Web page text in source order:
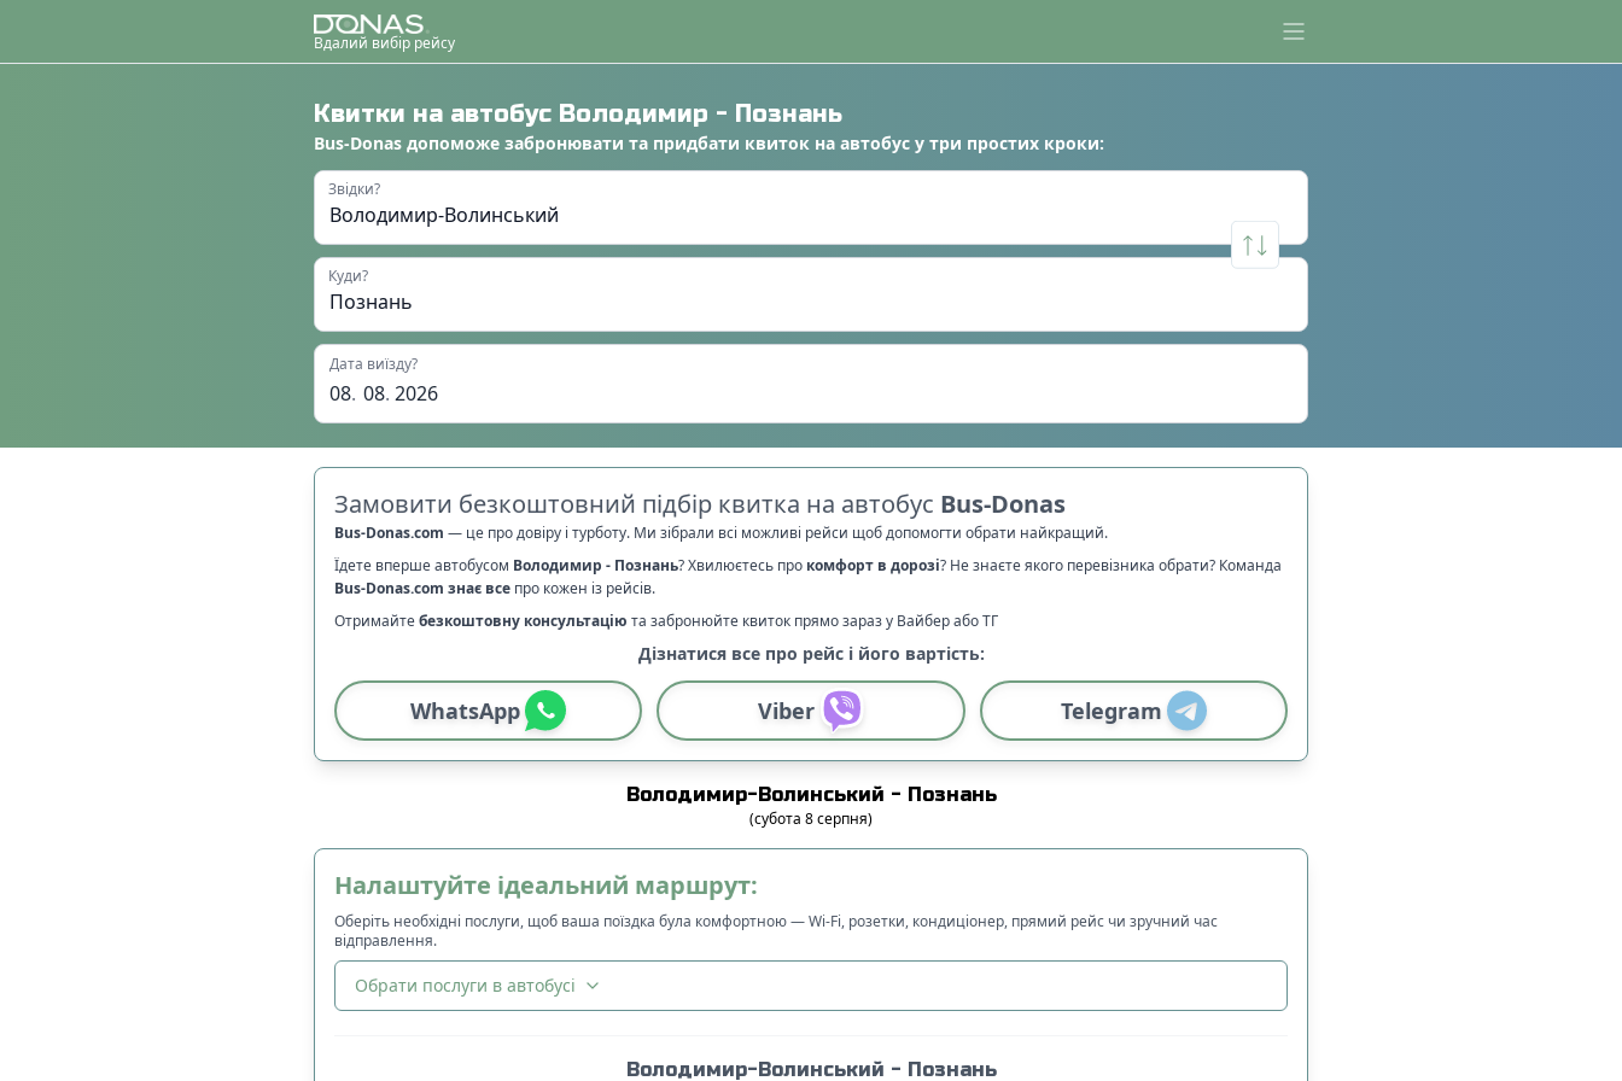
Вдалий вибір рейсу
Квитки на автобус Володимир - Познань
Bus-Donas допоможе забронювати та придбати квиток на автобус у три простих кроки:
Звідки?
Куди?
Дата виїзду?
08. 08. 2026
Замовити безкоштовний підбір квитка на автобус Bus-Donas
Bus-Donas.com — це про довіру і турботу. Ми зібрали всі можливі рейси щоб допомогти обрати найкращий.
Їдете вперше автобусом Володимир - Познань? Хвилюєтесь про комфорт в дорозі? Не знаєте якого перевізника обрати? Команда
Bus-Donas.com знає все про кожен із рейсів.
Отримайтебезкоштовну консультацію та забронюйте квиток прямо зараз у Вайбер або ТГ
Дізнатися все про рейс і його вартість:
WhatsApp Viber Telegram
Володимир-Волинський - Познань
(субота 8серпня)
Налаштуйте ідеальний маршрут:
Оберіть необхідні послуги, щоб ваша поїздка була комфортною — Wi-Fi, розетки, кондиціонер, прямий рейс чи зручний час
відправлення.
Обрати послуги в автобусі
Володимир-Волинський - Познань